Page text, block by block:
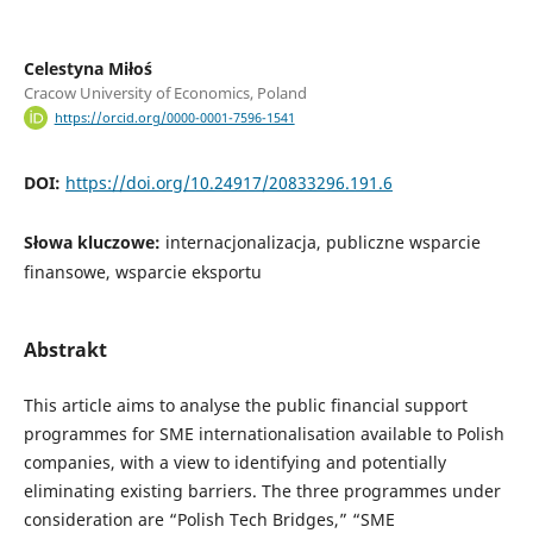
Celestyna Miłoś
Cracow University of Economics, Poland
https://orcid.org/0000-0001-7596-1541
DOI: https://doi.org/10.24917/20833296.191.6
Słowa kluczowe: internacjonalizacja, publiczne wsparcie
finansowe, wsparcie eksportu
Abstrakt
This article aims to analyse the public financial support
programmes for SME internationalisation available to Polish
companies, with a view to identifying and potentially
eliminating existing barriers. The three programmes under
consideration are “Polish Tech Bridges,” “SME